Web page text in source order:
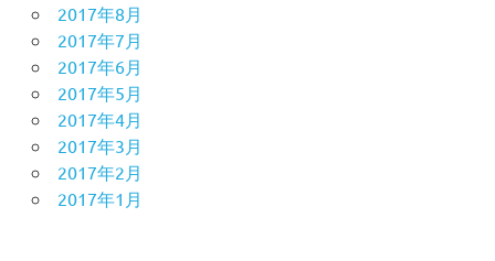
2017年8月
2017年7月
2017年6月
2017年5月
2017年4月
2017年3月
2017年2月
2017年1月